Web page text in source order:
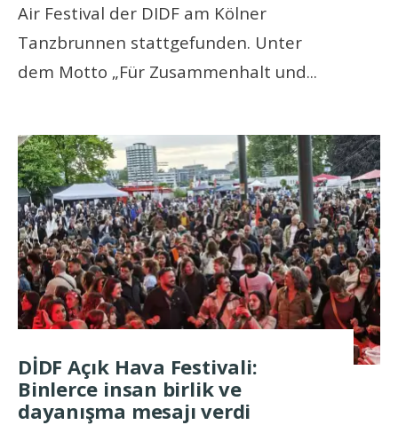
Air Festival der DIDF am Kölner
Tanzbrunnen stattgefunden. Unter
dem Motto „Für Zusammenhalt und...
DİDF Açık Hava Festivali:
Binlerce insan birlik ve
dayanışma mesajı verdi